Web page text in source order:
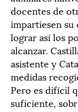
docentes de
impartiesen su
lograr así los
alcanzar.
asistente y
medidas
Pero es difícil
suficiente,